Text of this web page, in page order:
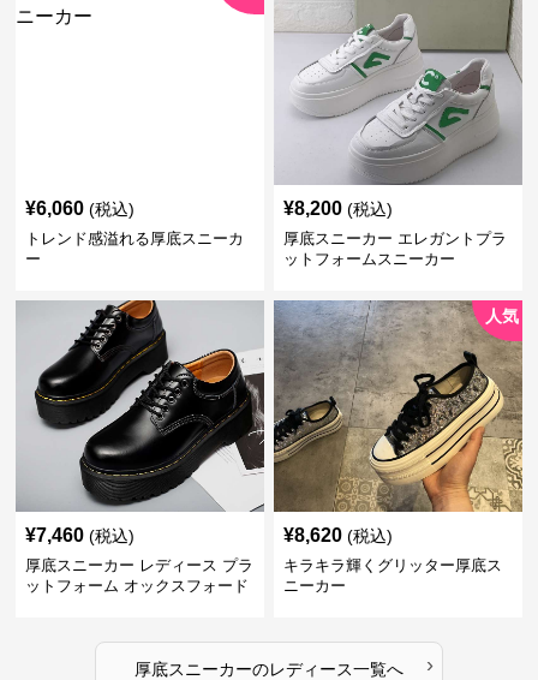
¥6,060 (税込)
トレンド感溢れる厚底スニーカ
ー
¥8,200 (税込)
厚底スニーカー エレガントプラ
ットフォームスニーカー
¥7,460 (税込)
厚底スニーカー レディース プラ
ットフォーム オックスフォード
人気
¥8,620 (税込)
キラキラ輝くグリッター厚底ス
ニーカー
厚底スニーカーのレディース一覧へ ›